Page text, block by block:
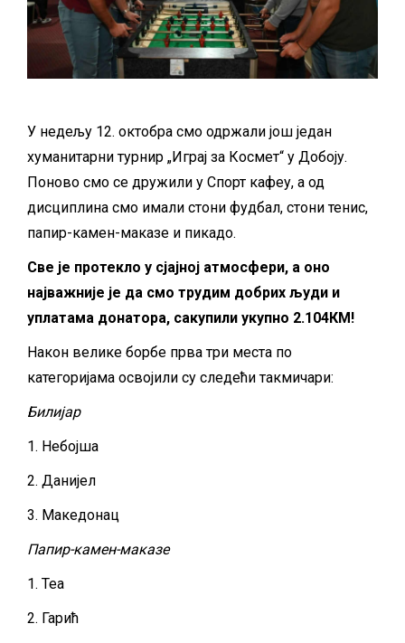
У недељу 12. октобра смо одржали још један
хуманитарни турнир „Играј за Космет“ у Добоју.
Поново смо се дружили у Спорт кафеу, а од
дисциплина смо имали стони фудбал, стони тенис,
папир-камен-маказе и пикадо.
Све је протекло у сјајној атмосфери, а оно
најважније је да смо трудим добрих људи и
уплатама донатора, сакупили укупно 2.104КМ!
Након велике борбе прва три места по
категоријама освојили су следећи такмичари:
Билијар
1. Небојша
2. Данијел
3. Македонац
Папир-камен-маказе
1. Теа
2. Гарић